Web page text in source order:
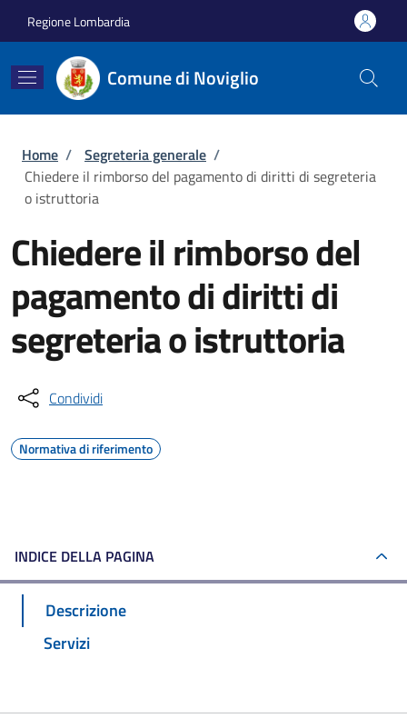
Regione Lombardia
Comune di Noviglio
Briciole di pane
Home / Segreteria generale /
Chiedere il rimborso del pagamento di diritti di segreteria
o istruttoria
Chiedere il rimborso del
pagamento di diritti di
segreteria o istruttoria
Condividi
Normativa di riferimento
INDICE DELLA PAGINA
Descrizione
Servizi